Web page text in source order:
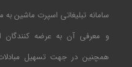
سامانه تبلیغاتی اسپرت ماشین
و معرفی آن به عرضه
همچنین در جهت تسهیل